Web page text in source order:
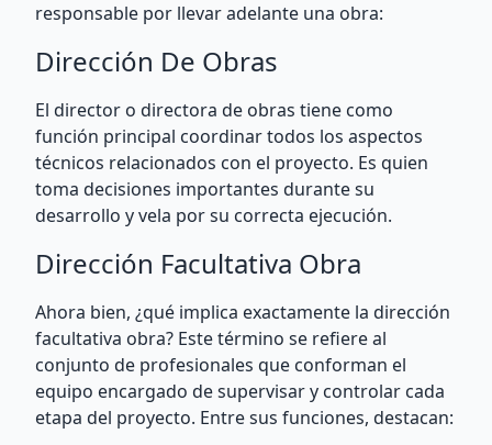
responsable por llevar adelante una obra:
Dirección De Obras
El director o directora de obras tiene como
función principal coordinar todos los aspectos
técnicos relacionados con el proyecto. Es quien
toma decisiones importantes durante su
desarrollo y vela por su correcta ejecución.
Dirección Facultativa Obra
Ahora bien, ¿qué implica exactamente la dirección
facultativa obra? Este término se refiere al
conjunto de profesionales que conforman el
equipo encargado de supervisar y controlar cada
etapa del proyecto. Entre sus funciones, destacan: